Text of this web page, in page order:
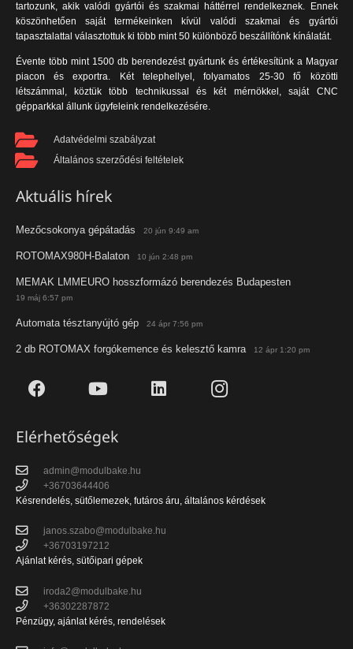
tartozunk, akik valódi gyártói és szakmai háttérrel rendelkeznek. Ennek
köszönhetően saját termékeinken kívül valódi szakmai és gyártói
tapasztalattal választottuk ki több mint 50 különböző beszállítónk kínálatát.
Évente több mint 1500 db berendezést gyártunk és értékesítünk a Magyar
piacon és exportra. Két telephellyel, folyamatos 25-30 fő közötti
létszámmal, köztük több technikussal és két mérnökkel, saját CNC
gépparkkal állunk ügyfeleink rendelkezésére.
Adatvédelmi szabályzat
Általános szerződési feltételek
Aktuális hírek
Mezőcsokonya gépátadás 20 jún 9:49 am
ROTOMAX980H-Balaton 10 jún 2:48 pm
MEMAK LMMEURO hosszformázó berendezés Budapesten
19 máj 6:57 pm
Automata tésztanyújtó gép 24 ápr 7:56 pm
2 db ROTOMAX forgókemence és kelesztő kamra 12 ápr 1:20 pm
Elérhetőségek
admin@modulbake.hu
+36703644406
Késrendelés, sütőlemezek, futáros áru, általános kérdések
janos.szabo@modulbake.hu
+36703197212
Ajánlat kérés, sütőipari gépek
iroda2@modulbake.hu
+36302287872
Pénzügy, ajánlat kérés, rendelések